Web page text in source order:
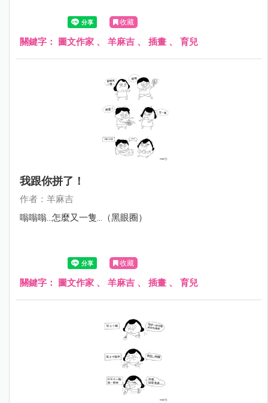
收藏
關鍵字： 圖文作家 、 羊麻吉 、 插畫 、 育兒
我跟你拼了！
作者：羊麻吉
嗡嗡嗡...怎麼又一隻...（黑眼圈）
收藏
關鍵字： 圖文作家 、 羊麻吉 、 插畫 、 育兒